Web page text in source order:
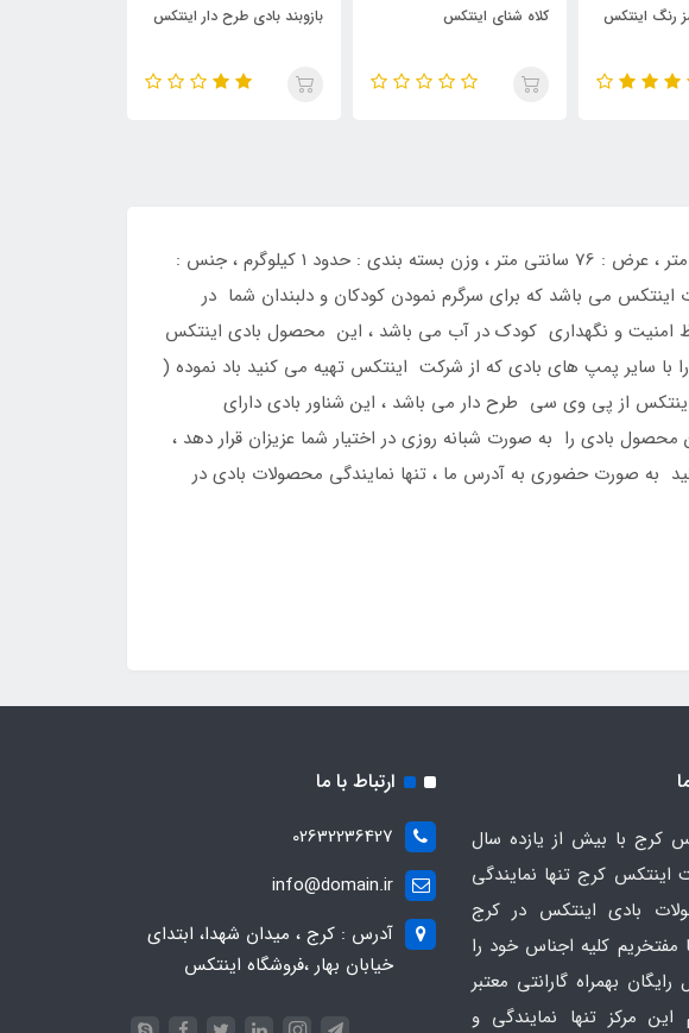
رنگ اینتکس
کلاه شنای اینتکس
بازوبند بادی طرح دار اینتکس
شناور بادی اینتکس طرح وال ، کد کالا : 58523 اینتکس ، قیمت : 610000 تومان ، طول : 163 سانتی متر ، عرض : 76 سانتی متر ، وزن بسته بندی : حدود 1 کیلوگرم ، جنس :
می باشد که برای سرگرم نمودن کودکان و دلبندان شما در
امنیت و نگهداری کودک در آب می باشد ، این محصول بادی اینتکس
سایر پمپ های بادی که از شرکت اینتکس تهیه می کنید باد نموده (
از پی وی سی طرح دار می باشد ، این شناور بادی دارای
بادی را به صورت شبانه روزی در اختیار شما عزیزان قرار دهد ،
حاصل نمائید و همچنین می توانید به صورت حضوری به آدرس ما ، تنها نمایندگی محصولات بادی در
کرج با بیش از یازده سال
اینتکس کرج تنها نمایندگی
بادی اینتکس در کرج
مفتخریم کلیه اجناس خود را
بهمراه گارانتی معتبر
این مرکز تنها نمایندگی و
ارتباط با ما
02632236427
info@domain.ir
آدرس : کرج ، میدان شهدا، ابتدای
خیابان بهار ،فروشگاه اینتکس